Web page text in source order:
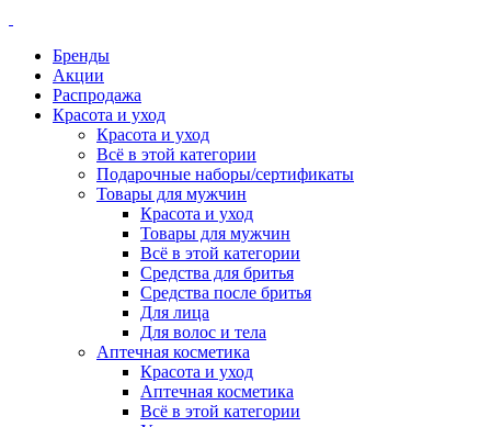
Бренды
Акции
Распродажа
Красота и уход
Красота и уход
Всё в этой категории
Подарочные наборы/сертификаты
Товары для мужчин
Красота и уход
Товары для мужчин
Всё в этой категории
Средства для бритья
Средства после бритья
Для лица
Для волос и тела
Аптечная косметика
Красота и уход
Аптечная косметика
Всё в этой категории